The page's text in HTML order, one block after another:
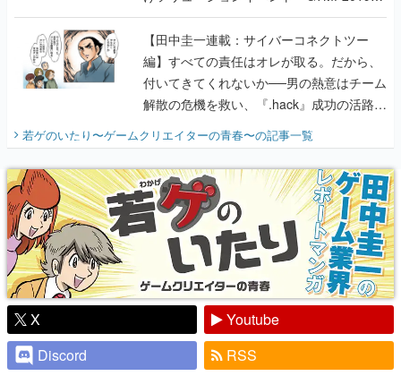
に行って、より理解を深めよう【PR】
【田中圭一連載：サイバーコネクトツー
編】すべての責任はオレが取る。だから、
付いてきてくれないか──男の熱意はチーム
解散の危機を救い、『.hack』成功の活路を
開く。業界の快男児・松山 洋に流れる血は
『少年ジャンプ』色だった【若ゲのいた
り】
若ゲのいたり〜ゲームクリエイターの青春〜の記事一覧
X
Youtube
Discord
RSS